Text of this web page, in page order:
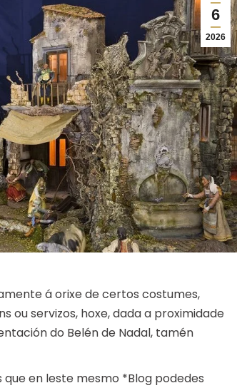
6
2026
á orixe de certos costumes,
ou servizos, hoxe, dada a proximidade
do Belén de Nadal, tamén
en leste mesmo *Blog podedes